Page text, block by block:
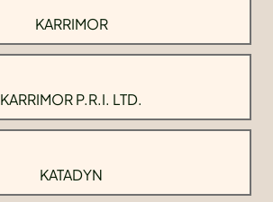
KARRIMOR
KARRIMOR P.R.I. LTD.
KATADYN